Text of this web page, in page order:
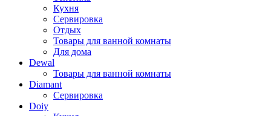
Кухня
Сервировка
Отдых
Товары для ванной комнаты
Для дома
Dewal
Товары для ванной комнаты
Diamant
Сервировка
Doiy